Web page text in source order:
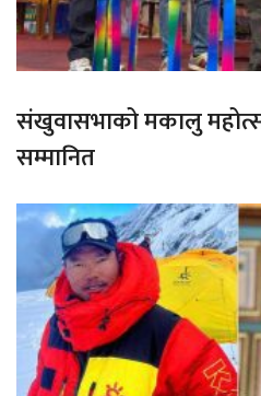
संखुवासभाको मकालु
सम्मानित